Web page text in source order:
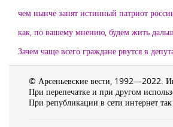
чем нынче занят истинный патриот
как, по вашему мнению, будем жить
Зачем чаще всего граждане рвутся в
© Арсеньевские вести, 1992—2022.
При перепечатке и при другом
При републикации в сети интернет